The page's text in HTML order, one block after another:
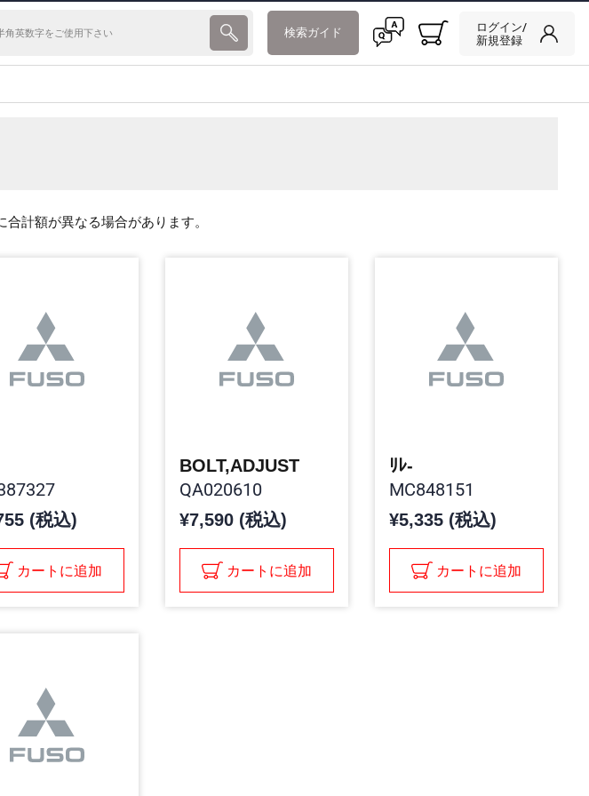
検索ガイド
ログイン/
新規登録
計額が異なる場合があります。
(税込)
カートに追加
BOLT,ADJUST
QA020610
¥7,590 (税込)
カートに追加
ﾘﾚ-
MC848151
¥5,335 (税込)
カートに追加